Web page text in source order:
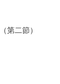
第二節）